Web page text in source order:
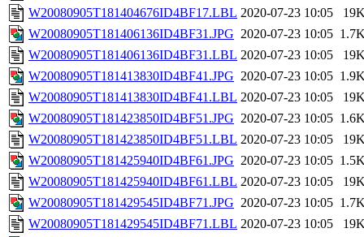
W20080905T181404676ID4BF17.LBL 2020-07-23 10:05
W20080905T181406136ID4BF31.JPG 2020-07-23 10:05
W20080905T181406136ID4BF31.LBL 2020-07-23 10:05
W20080905T181413830ID4BF41.JPG 2020-07-23 10:05
W20080905T181413830ID4BF41.LBL 2020-07-23 10:05
W20080905T181423850ID4BF51.JPG 2020-07-23 10:05
W20080905T181423850ID4BF51.LBL 2020-07-23 10:05
W20080905T181425940ID4BF61.JPG 2020-07-23 10:05
W20080905T181425940ID4BF61.LBL 2020-07-23 10:05
W20080905T181429545ID4BF71.JPG 2020-07-23 10:05
W20080905T181429545ID4BF71.LBL 2020-07-23 10:05